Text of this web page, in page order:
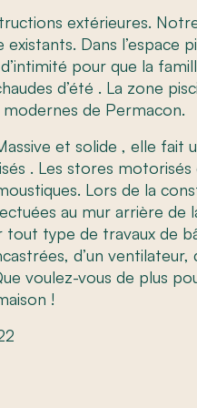
extérieures.
Dans l’espace
pour que la
d’été . La zone
de Permacon.
et solide , elle fait
. Les stores
Lors de la
au mur arrière de
type de travaux de
d’un ventilateur,
voulez-vous de plus
!